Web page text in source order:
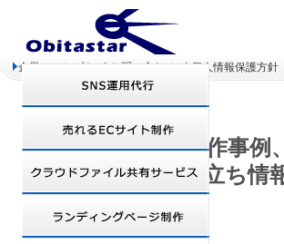
企業コンセプト お問い合わせ 個人情報保護方針
オビタスター 制作事例
得情報、お役立ち情